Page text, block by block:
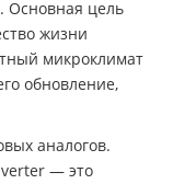
Основная цель
жизни
микроклимат
обновление,
аналогов.
— это